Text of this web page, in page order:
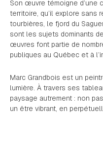
Son œuvre témoigne d’une
territoire, qu’il explore
tourbières, le fjord du
sont les sujets dominants
œuvres font partie de
publiques au Québec et à
Marc Grandbois est un
lumière. À travers ses
paysage autrement : non
un être vibrant, en